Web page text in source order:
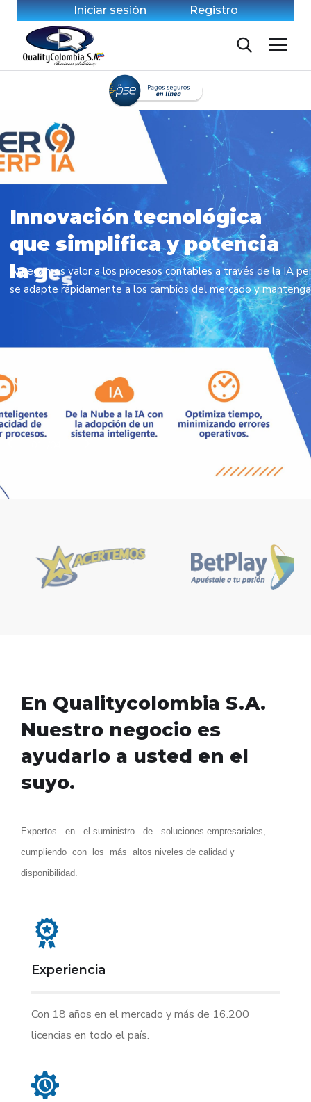
Iniciar sesión Registro
Innovación tecnológica
que simplifica y potencia
la gestión de su nego
c
i
o
.
Agregamos valor a los procesos contables a través de la IA
se adapte rápidamente a los cambios del mercado y
En Qualitycolombia S.A.
Nuestro negocio es
ayudarlo a usted en el
suyo.
Expertos en el suministro de soluciones empresariales,
cumpliendo con los más altos niveles de calidad y
disponibilidad.
Experiencia
Con 18 años en el mercado y más de 16.200
licencias en todo el país.